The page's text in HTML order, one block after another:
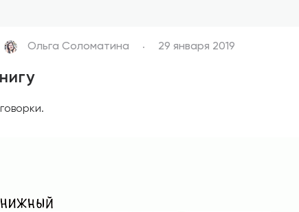
Ольга Соломатина 29 января 2019